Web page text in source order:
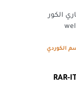
الكوردي